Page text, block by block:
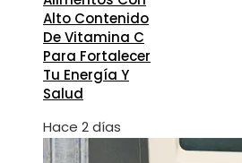
Alto Contenido
De Vitamina C
Para Fortalecer
Tu Energía Y
Salud
Hace 2 días